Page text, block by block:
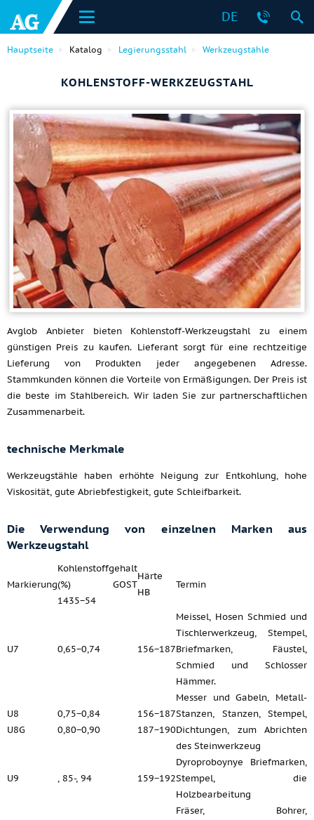
DE
Hauptseite Katalog Legierungsstahl Werkzeugstähle
KOHLENSTOFF-WERKZEUGSTAHL
Avglob Anbieter bieten Kohlenstoff-Werkzeugstahl zu einem
günstigen Preis zu kaufen. Lieferant sorgt für eine rechtzeitige
Lieferung von Produkten jeder angegebenen Adresse.
Stammkunden können die Vorteile von Ermäßigungen. Der Preis ist
die beste im Stahlbereich. Wir laden Sie zur partnerschaftlichen
Zusammenarbeit.
technische Merkmale
Werkzeugstähle haben erhöhte Neigung zur Entkohlung, hohe
Viskosität, gute Abriebfestigkeit, gute Schleifbarkeit.
Die Verwendung von einzelnen Marken aus
Werkzeugstahl
Markierung
Kohlenstoffgehalt
(%) GOST
1435−54
Härte
HB
Termin
U7 0,65−0,74 156−187
Meissel, Hosen Schmied und
Tischlerwerkzeug, Stempel,
Briefmarken, Fäustel,
Schmied und Schlosser
Hämmer.
U8
U8G
0,75−0,84
0,80−0,90
156−187
187−190
Messer und Gabeln, Metall-
Stanzen, Stanzen, Stempel,
Dichtungen, zum Abrichten
des Steinwerkzeug
U9 , 85-, 94 159−192
Dyroproboynye Briefmarken,
Stempel, die
Holzbearbeitung
Fräser, Bohrer,